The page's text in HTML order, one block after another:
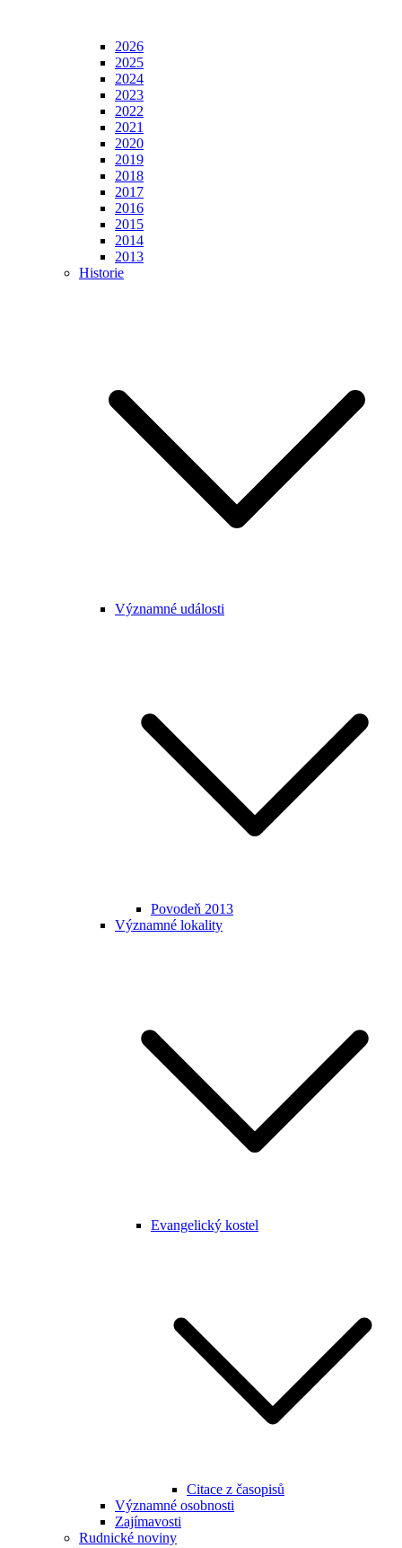
2026
2025
2024
2023
2022
2021
2020
2019
2018
2017
2016
2015
2014
2013
Historie
Významné události
Povodeň 2013
Významné lokality
Evangelický kostel
Citace z časopisů
Významné osobnosti
Zajímavosti
Rudnické noviny